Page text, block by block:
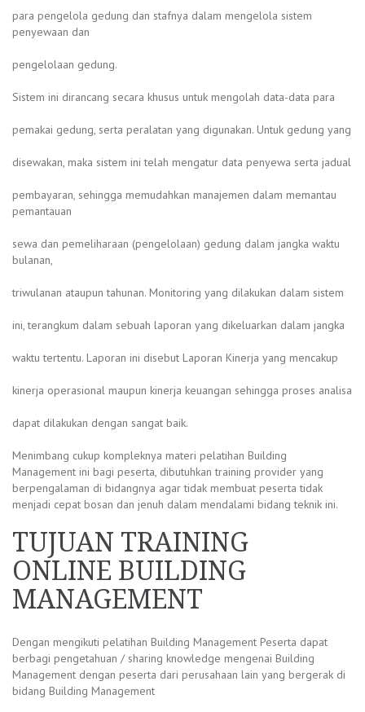
para pengelola gedung dan stafnya dalam mengelola sistem
penyewaan dan
pengelolaan gedung.
Sistem ini dirancang secara khusus untuk mengolah data-data para
pemakai gedung, serta peralatan yang digunakan. Untuk gedung yang
disewakan, maka sistem ini telah mengatur data penyewa serta jadual
pembayaran, sehingga memudahkan manajemen dalam memantau
pemantauan
sewa dan pemeliharaan (pengelolaan) gedung dalam jangka waktu
bulanan,
triwulanan ataupun tahunan. Monitoring yang dilakukan dalam sistem
ini, terangkum dalam sebuah laporan yang dikeluarkan dalam jangka
waktu tertentu. Laporan ini disebut Laporan Kinerja yang mencakup
kinerja operasional maupun kinerja keuangan sehingga proses analisa
dapat dilakukan dengan sangat baik.
Menimbang cukup kompleknya materi pelatihan Building
Management ini bagi peserta, dibutuhkan training provider yang
berpengalaman di bidangnya agar tidak membuat peserta tidak
menjadi cepat bosan dan jenuh dalam mendalami bidang teknik ini.
TUJUAN TRAINING
ONLINE BUILDING
MANAGEMENT
Dengan mengikuti pelatihan Building Management Peserta dapat
berbagi pengetahuan / sharing knowledge mengenai Building
Management dengan peserta dari perusahaan lain yang bergerak di
bidang Building Management